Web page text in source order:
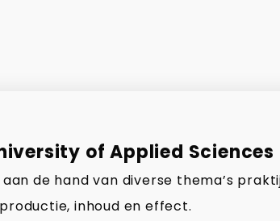
of Applied
de hand van diverse thema’s
inhoud en effect.